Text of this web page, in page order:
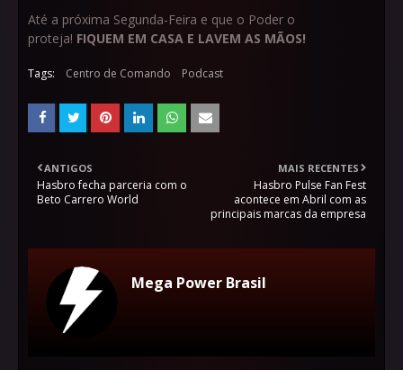
Até a próxima Segunda-Feira e que o Poder o
proteja! FIQUEM EM CASA E LAVEM AS MÃOS!
Tags: Centro de Comando Podcast
MAIS RECENTES
Hasbro Pulse Fan Fest
acontece em Abril com as
principais marcas da empresa
ANTIGOS
Hasbro fecha parceria com o
Beto Carrero World
Mega Power Brasil